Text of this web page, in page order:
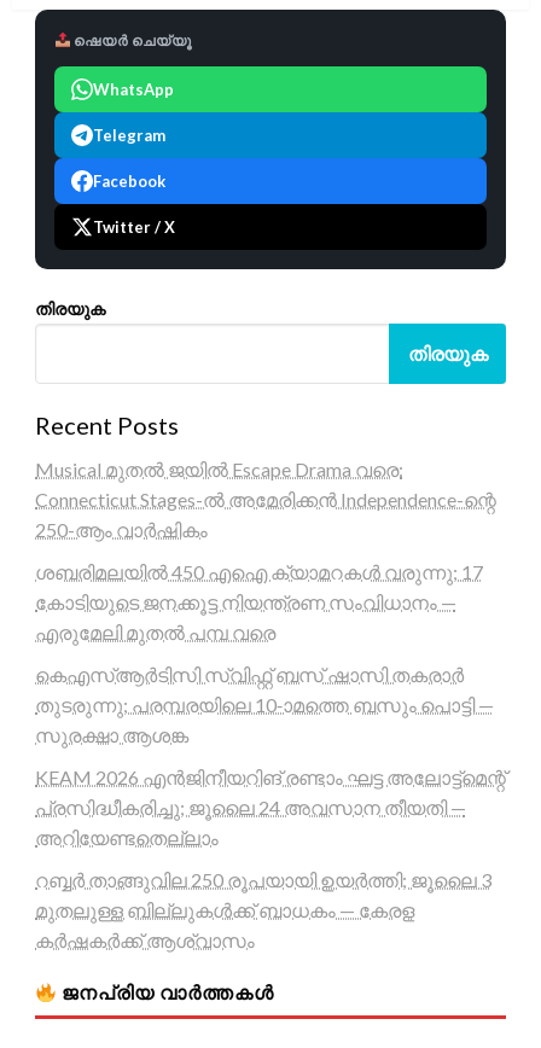
ഷെയർ ചെയ്യൂ
WhatsApp
Telegram
Facebook
Twitter / X
തിരയുക
തിരയുക
Recent Posts
Musical മുതൽ ജയിൽ Escape Drama വരെ:
Connecticut Stages-ൽ അമേരിക്കൻ Independence-ന്റെ
250-ആം വാർഷികം
ശബരിമലയിൽ 450 എഐ ക്യാമറകൾ വരുന്നു; 17
കോടിയുടെ ജനക്കൂട്ട നിയന്ത്രണ സംവിധാനം —
എരുമേലി മുതൽ പമ്പ വരെ
കെഎസ്ആർടിസി സ്വിഫ്റ്റ് ബസ് ഷാസി തകരാർ
തുടരുന്നു; പരമ്പരയിലെ 10-ാമത്തെ ബസും പൊട്ടി —
സുരക്ഷാ ആശങ്ക
KEAM 2026 എൻജിനീയറിങ് രണ്ടാം ഘട്ട അലോട്ട്മെന്റ്
പ്രസിദ്ധീകരിച്ചു; ജൂലൈ 24 അവസാന തീയതി —
അറിയേണ്ടതെല്ലാം
റബ്ബർ താങ്ങുവില 250 രൂപയായി ഉയർത്തി; ജൂലൈ 3
മുതലുള്ള ബില്ലുകൾക്ക് ബാധകം — കേരള
കർഷകർക്ക് ആശ്വാസം
ജനപ്രിയ വാർത്തകൾ